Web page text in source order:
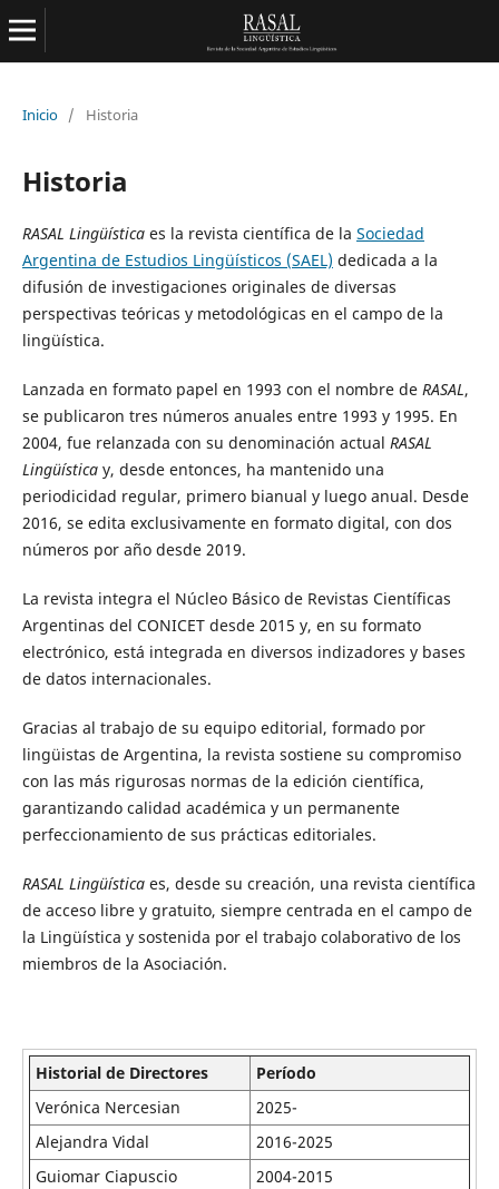
Inicio / Historia
Historia
RASAL Lingüísticaes la revista científica de la Sociedad
Argentina de Estudios Lingüísticos (SAEL) dedicada a la
difusión de investigaciones originales de diversas
perspectivas teóricas y metodológicas en el campo de la
lingüística.
Lanzada en formato papel en 1993 con el nombre de RASAL,
se publicaron tres números anuales entre 1993 y 1995. En
2004, fue relanzada con su denominación actual RASAL
Lingüísticay, desde entonces, ha mantenido una
periodicidad regular, primero bianual y luego anual. Desde
2016, se edita exclusivamente en formato digital, con dos
números por año desde 2019.
La revista integra el Núcleo Básico de Revistas Científicas
Argentinas del CONICET desde 2015 y, en su formato
electrónico, está integrada en diversos indizadores y bases
de datos internacionales.
Gracias al trabajo de su equipo editorial, formado por
lingüistas de Argentina, la revista sostiene su compromiso
con las más rigurosas normas de la edición científica,
garantizando calidad académica y un permanente
perfeccionamiento de sus prácticas editoriales.
RASAL Lingüísticaes, desde su creación, una revista científica
de acceso libre y gratuito, siempre centrada en el campo de
la Lingüística y sostenida por el trabajo colaborativo de los
miembros de la Asociación.
Historial de Directores
Período
Verónica Nercesian
2025-
Alejandra Vidal
2016-2025
Guiomar Ciapuscio
2004-2015